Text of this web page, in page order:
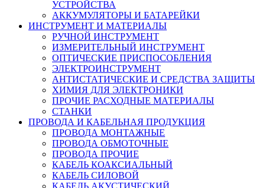
УСТРОЙСТВА
АККУМУЛЯТОРЫ И БАТАРЕЙКИ
ИНСТРУМЕНТ И МАТЕРИАЛЫ
РУЧНОЙ ИНСТРУМЕНТ
ИЗМЕРИТЕЛЬНЫЙ ИНСТРУМЕНТ
ОПТИЧЕСКИЕ ПРИСПОСОБЛЕНИЯ
ЭЛЕКТРОИНСТРУМЕНТ
АНТИСТАТИЧЕСКИЕ И СРЕДСТВА ЗАЩИТЫ
ХИМИЯ ДЛЯ ЭЛЕКТРОНИКИ
ПРОЧИЕ РАСХОДНЫЕ МАТЕРИАЛЫ
СТАНКИ
ПРОВОДА И КАБЕЛЬНАЯ ПРОДУКЦИЯ
ПРОВОДА МОНТАЖНЫЕ
ПРОВОДА ОБМОТОЧНЫЕ
ПРОВОДА ПРОЧИЕ
КАБЕЛЬ КОАКСИАЛЬНЫЙ
КАБЕЛЬ СИЛОВОЙ
КАБЕЛЬ АКУСТИЧЕСКИЙ